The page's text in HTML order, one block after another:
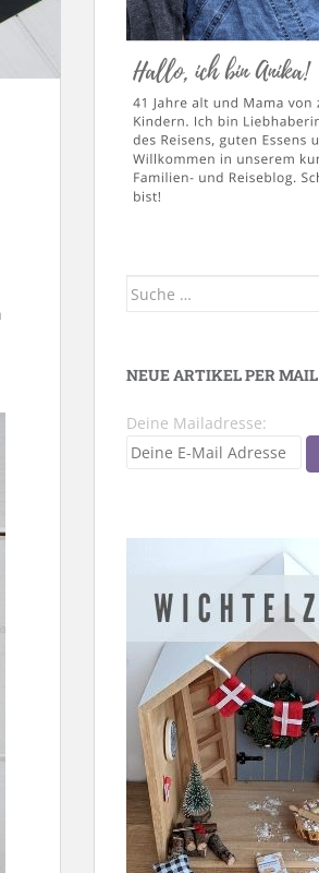
Suche
NEUE ARTIKEL PER MAIL
Deine Mailadresse: